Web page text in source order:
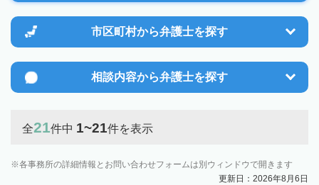
市区町村から弁護士を探す
相談内容から弁護士を探す
全21件中 1~21件を表示
各事務所の詳細情報とお問い合わせフォームは別ウィンドウで開きます
更新日：2026年8月6日